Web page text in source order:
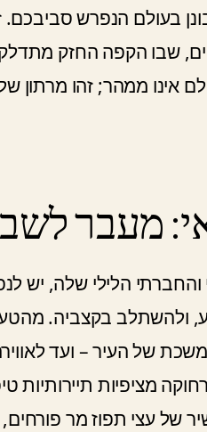
בעולם הנפרש
שבו הקפה החזק
אינו ממהר; זהו מרתון
מעבר
והחברתי הלילי שלה, יש
ולהשתלב בקצביה.
של העיר – ועד
מציפיות תיירותיות
של עצי תפוז מר